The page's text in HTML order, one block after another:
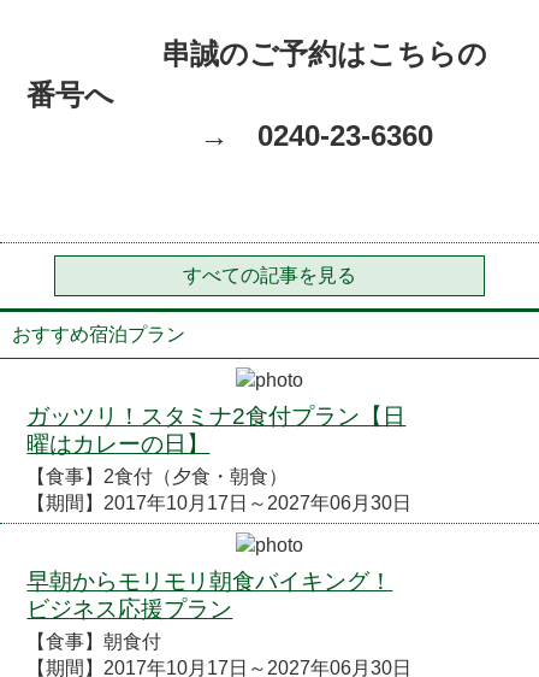
串誠のご予約はこちらの
番号へ
→ 0240-23-6360
すべての記事を見る
おすすめ宿泊プラン
ガッツリ！スタミナ2食付プラン【日
曜はカレーの日】
【食事】2食付（夕食・朝食）
【期間】2017年10月17日～2027年06月30日
早朝からモリモリ朝食バイキング！
ビジネス応援プラン
【食事】朝食付
【期間】2017年10月17日～2027年06月30日